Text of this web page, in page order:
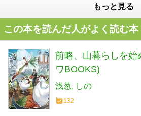
もっと見る
この本を読んだ人がよく読む本
前略、山暮らしを始
ワBOOKS)
浅葱 しの
132